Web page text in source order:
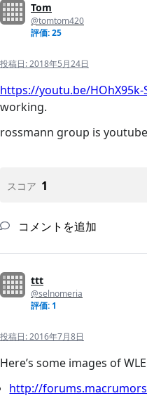
Tom
@tomtom420
評価: 25
投稿日:2018年5月24日
https://youtu.be/HOhX95k-
working.
rossmann group is
スコア 1
コメントを追加
ttt
@selnomeria
評価: 1
投稿日:2016年7月8日
Here’s some images of
http://